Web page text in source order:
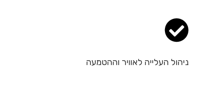
ניהול העלייה לאוויר וההטמעה